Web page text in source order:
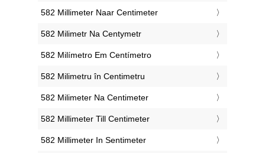
‎582 Millimeter Naar Centimeter
‎582 Milimetr Na Centymetr
‎582 Milímetro Em Centímetro
‎582 Milimetru în Centimetru
‎582 Milimeter Na Centimeter
‎582 Millimeter Till Centimeter
‎582 Millimeter In Sentimeter